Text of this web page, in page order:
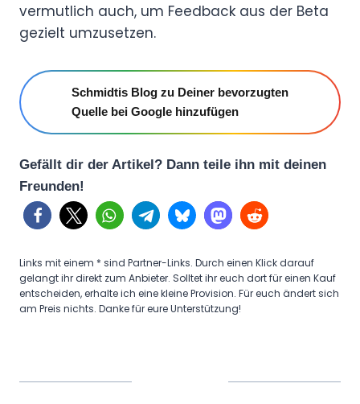
vermutlich auch, um Feedback aus der Beta
gezielt umzusetzen.
Schmidtis Blog zu Deiner bevorzugten
Quelle bei Google hinzufügen
Gefällt dir der Artikel? Dann teile ihn mit deinen
Freunden!
Links mit einem * sind Partner-Links. Durch einen Klick darauf
gelangt ihr direkt zum Anbieter. Solltet ihr euch dort für einen Kauf
entscheiden, erhalte ich eine kleine Provision. Für euch ändert sich
am Preis nichts. Danke für eure Unterstützung!